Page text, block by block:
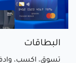
البطاقات
تسوق، اكسب،